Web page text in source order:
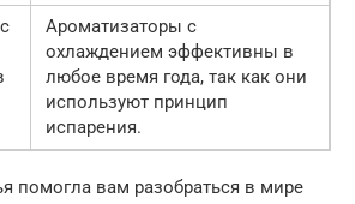
Ароматизаторы с
охлаждением эффективны в
любое время года, так как они
используют принцип
испарения.
помогла вам разобраться в мире